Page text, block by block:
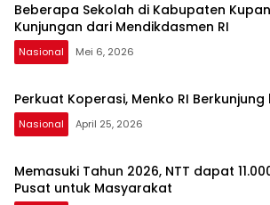
Beberapa Sekolah di Kabupaten
Kunjungan dari Mendikdasmen RI
Nasional Mei 6, 2026
Perkuat Koperasi, Menko RI Berkunjung
Nasional April 25, 2026
Memasuki Tahun 2026, NTT dapat
Pusat untuk Masyarakat